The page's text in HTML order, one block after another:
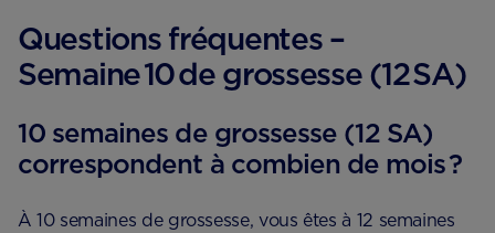
Questions fréquentes –
Semaine 10 de grossesse (12 SA)
10 semaines de grossesse (12 SA)
correspondent à combien de mois ?
À 10 semaines de grossesse, vous êtes à 12 semaines